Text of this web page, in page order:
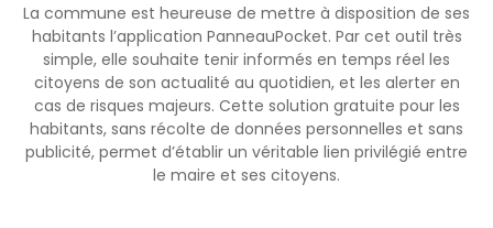
La commune est heureuse de mettre à disposition de ses
habitants l’application PanneauPocket. Par cet outil très
simple, elle souhaite tenir informés en temps réel les
citoyens de son actualité au quotidien, et les alerter en
cas de risques majeurs. Cette solution gratuite pour les
habitants, sans récolte de données personnelles et sans
publicité, permet d’établir un véritable lien privilégié entre
le maire et ses citoyens.
0800 06 66 66
⚠️Soyez attentifs aux
symptômes : crampes, maux
de tête, vertiges, fièvre
supérieure à 38°c, nausées ou
fatigue inhabituelle.